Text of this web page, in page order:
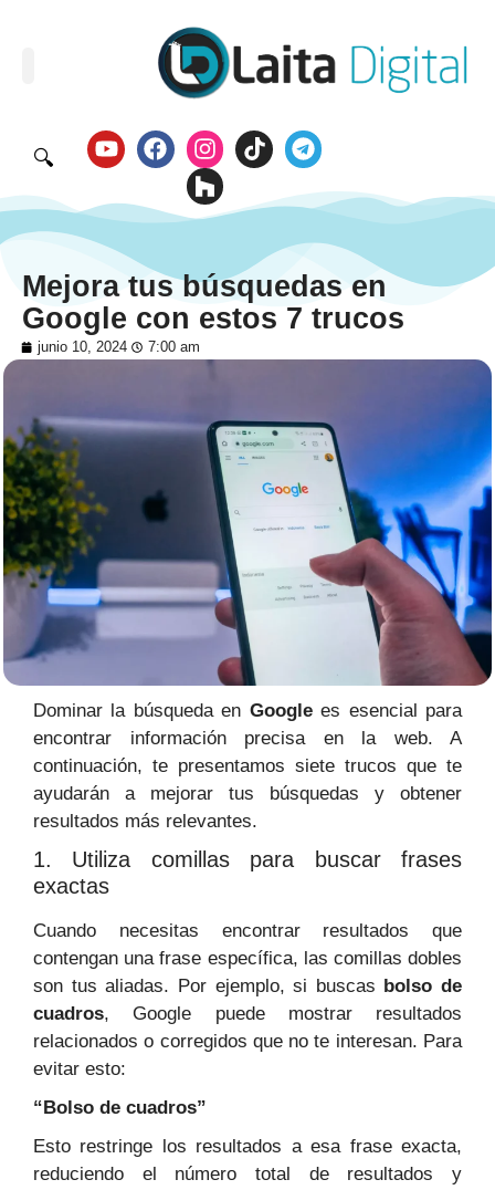
🔍
Mejora tus búsquedas en
Google con estos 7 trucos
junio 10, 2024 7:00 am
Dominar la búsqueda en Googlees esencial para
encontrar información precisa en la web. A
continuación, te presentamos siete trucos que te
ayudarán a mejorar tus búsquedas y obtener
resultados más relevantes.
1. Utiliza comillas para buscar frases
exactas
Cuando necesitas encontrar resultados que
contengan una frase específica, las comillas dobles
son tus aliadas. Por ejemplo, si buscas bolso de
cuadros, Google puede mostrar resultados
relacionados o corregidos que no te interesan. Para
evitar esto:
“Bolso de cuadros”
Esto restringe los resultados a esa frase exacta,
reduciendo el número total de resultados y